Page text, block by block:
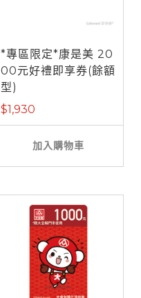
*專區限定*康是美 20
00元好禮即享券(餘額
型)
$1,930
加入購物車